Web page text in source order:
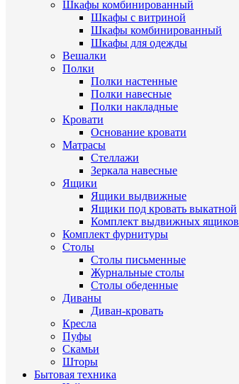
Шкафы комбинированный
Шкафы с витриной
Шкафы комбинированный
Шкафы для одежды
Вешалки
Полки
Полки настенные
Полки навесные
Полки накладные
Кровати
Основание кровати
Матрасы
Стеллажи
Зеркала навесные
Ящики
Ящики выдвижные
Ящики под кровать выкатной
Комплект выдвижных ящиков
Комплект фурнитуры
Столы
Столы письменные
Журнальные cтолы
Столы обеденные
Диваны
Диван-кровать
Кресла
Пуфы
Скамьи
Шторы
Бытовая техника